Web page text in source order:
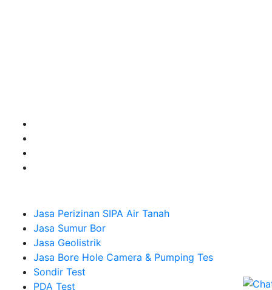
Jasa Perizinan SIPA Air Tanah
Jasa Sumur Bor
Jasa Geolistrik
Jasa Bore Hole Camera & Pumping Tes
Sondir Test
PDA Test